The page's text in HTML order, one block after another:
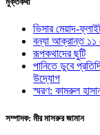
ভিসার মেয়াদ-
বন্যা আক্রান্ত ১১
রূপকথাদের ছুটি
পানিতে ডুবে
উদ্যোগ
স্মরণ: কামরুল
সম্পাদক: মীর মাসরুর জামান